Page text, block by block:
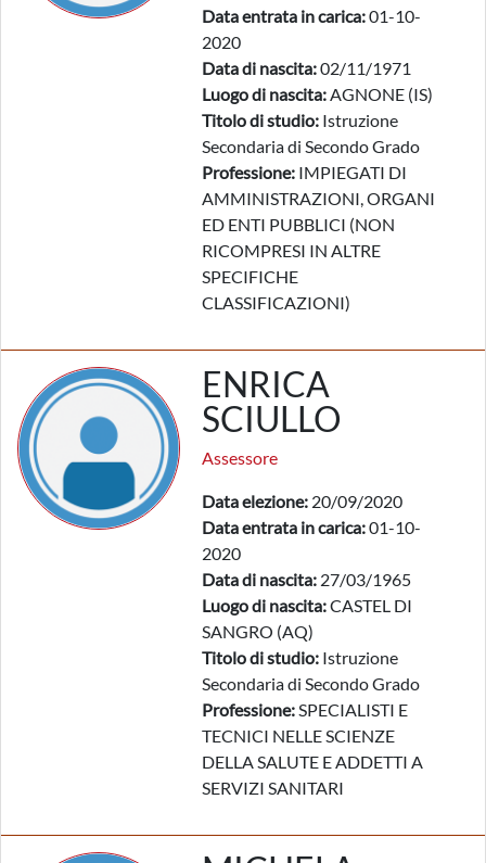
Data entrata in carica:01-10-
2020
Data di nascita:02/11/1971
Luogo di nascita:AGNONE (IS)
Titolo di studio: Istruzione
Secondaria di Secondo Grado
Professione: IMPIEGATI DI
AMMINISTRAZIONI, ORGANI
ED ENTI PUBBLICI (NON
RICOMPRESI IN ALTRE
SPECIFICHE
CLASSIFICAZIONI)
ENRICA
SCIULLO
Assessore
Data elezione: 20/09/2020
Data entrata in carica:01-10-
2020
Data di nascita: 27/03/1965
Luogo di nascita:CASTEL DI
SANGRO (AQ)
Titolo di studio: Istruzione
Secondaria di Secondo Grado
Professione:SPECIALISTI E
TECNICI NELLE SCIENZE
DELLA SALUTE E ADDETTI A
SERVIZI SANITARI